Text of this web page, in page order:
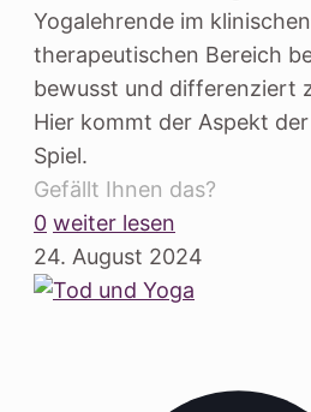
Yogalehrende im
therapeutischen Bereich
bewusst und differenziert
Hier kommt der Aspekt
Spiel.
Gefällt Ihnen das?
0 weiter lesen
24. August 2024